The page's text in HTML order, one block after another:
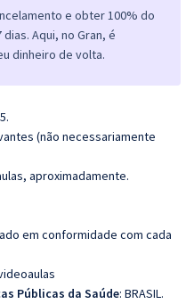
e obter 100% do
Aqui, no Gran, é
dinheiro de volta.
(não necessariamente
aproximadamente.
em conformidade com cada
Públicas da Saúde: BRASIL.